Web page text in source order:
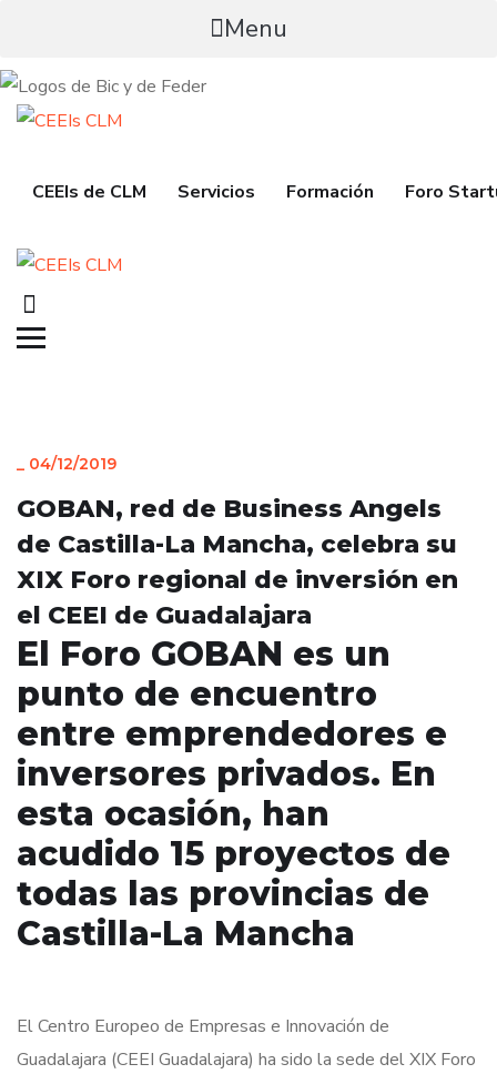
Menu
CEEIs de CLM Servicios Formación Foro
_ 04/12/2019
GOBAN, red de Business Angels
de Castilla-La Mancha, celebra su
XIX Foro regional de inversión en
el CEEI de Guadalajara
El Foro GOBAN es un
punto de encuentro
entre emprendedores e
inversores privados. En
esta ocasión, han
acudido 15 proyectos de
todas las provincias de
Castilla-La Mancha
El Centro Europeo de Empresas e Innovación de
Guadalajara (CEEI Guadalajara) ha sido la sede del XIX Foro